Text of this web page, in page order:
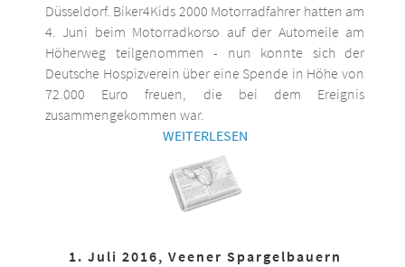
Düsseldorf. Biker4Kids 2000 Motorradfahrer hatten am
4. Juni beim Motorradkorso auf der Automeile am
Höherweg teilgenommen - nun konnte sich der
Deutsche Hospizverein über eine Spende in Höhe von
72.000 Euro freuen, die bei dem Ereignis
zusammengekommen war.
WEITERLESEN
1. Juli 2016, Veener Spargelbauern